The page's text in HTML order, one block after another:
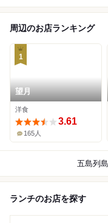
周辺のお店ランキング
1
望月
洋食
3.61
165人
五島列島
ランチのお店を探す